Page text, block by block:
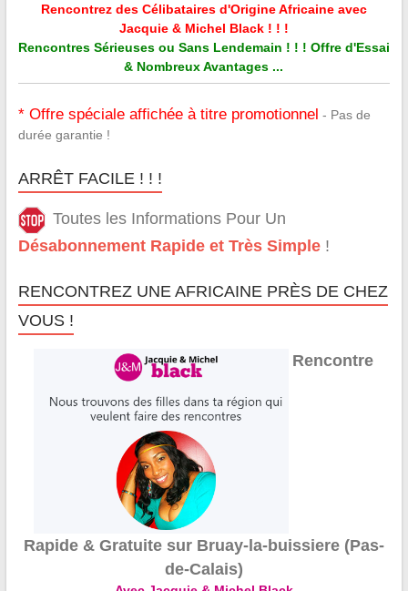
Rencontrez des Célibataires d'Origine Africaine avec
Jacquie & Michel Black ! ! !
Rencontres Sérieuses ou Sans Lendemain ! ! ! Offre d'Essai
& Nombreux Avantages ...
* Offre spéciale affichée à titre promotionnel - Pas de
durée garantie !
ARRÊT FACILE ! ! !
Toutes les Informations Pour Un
Désabonnement Rapide et Très Simple!
RENCONTREZ UNE AFRICAINE PRÈS DE CHEZ
VOUS !
Rencontre
Rapide & Gratuite sur Bruay-la-buissiere (Pas-
de-Calais)